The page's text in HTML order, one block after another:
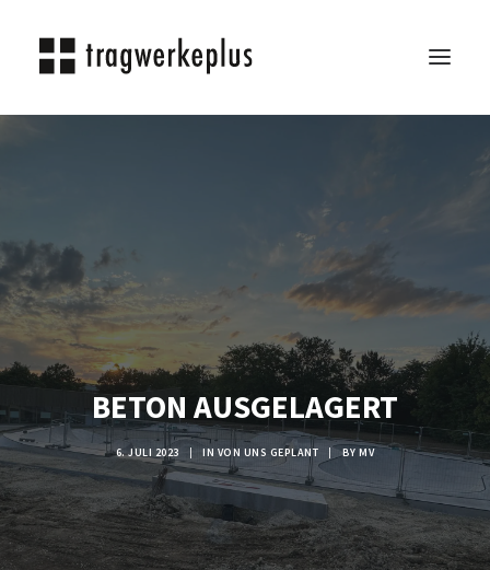
ÜBER UNS
KARRIERE
KONTAKT
SEARCH
BETON AUSGELAGERT
6. JULI 2023 | IN VON UNS GEPLANT | BYMV